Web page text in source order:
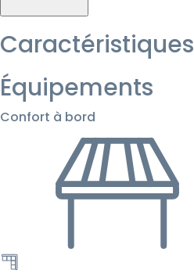
Caractéristiques
Équipements
Confort à bord